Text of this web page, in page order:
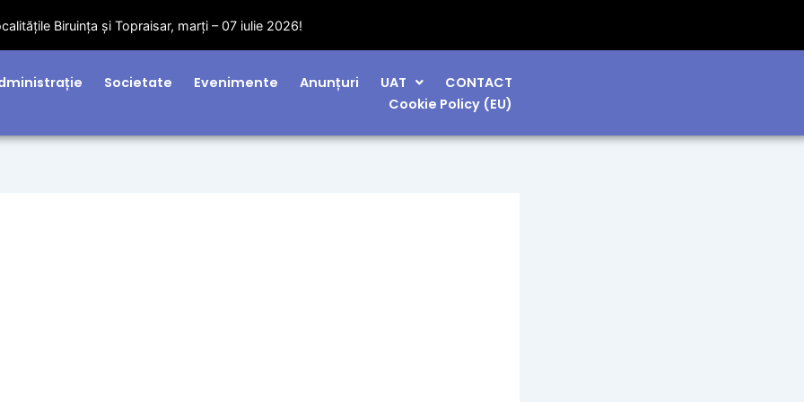
Biruința și Topraisar, marți – 07 iulie 2026!
Societate Evenimente Anunțuri UAT
CONTACT
Cookie Policy (EU)